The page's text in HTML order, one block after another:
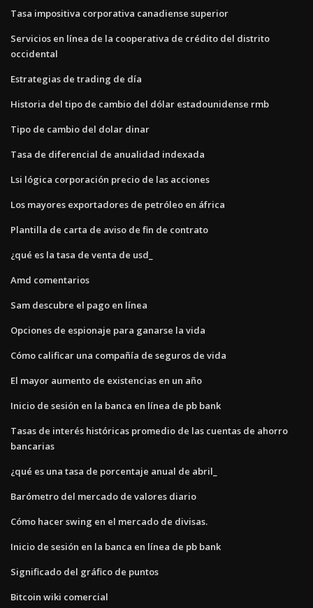
Tasa impositiva corporativa canadiense superior
Servicios en línea de la cooperativa de crédito del distrito
occidental
Estrategias de trading de día
Historia del tipo de cambio del dólar estadounidense rmb
Tipo de cambio del dolar dinar
Tasa de diferencial de anualidad indexada
Lsi lógica corporación precio de las acciones
Los mayores exportadores de petróleo en áfrica
Plantilla de carta de aviso de fin de contrato
¿qué es la tasa de venta de usd_
Amd comentarios
Sam descubre el pago en línea
Opciones de espionaje para ganarse la vida
Cómo calificar una compañía de seguros de vida
El mayor aumento de existencias en un año
Inicio de sesión en la banca en línea de pb bank
Tasas de interés históricas promedio de las cuentas de ahorro
bancarias
¿qué es una tasa de porcentaje anual de abril_
Barómetro del mercado de valores diario
Cómo hacer swing en el mercado de divisas.
Inicio de sesión en la banca en línea de pb bank
Significado del gráfico de puntos
Bitcoin wiki comercial